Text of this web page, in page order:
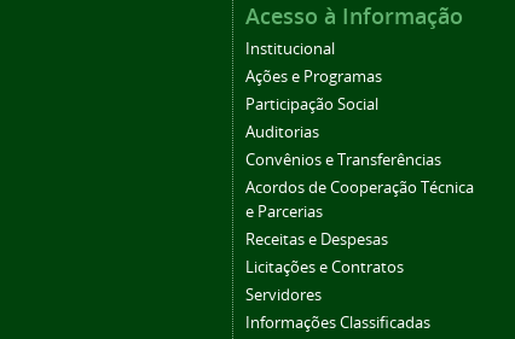
Acesso à Informação
Institucional
Ações e Programas
Participação Social
Auditorias
Convênios e Transferências
Acordos de Cooperação Técnica
e Parcerias
Receitas e Despesas
Licitações e Contratos
Servidores
Informações Classificadas